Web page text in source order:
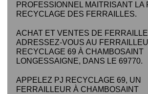
PROFESSIONNEL MAITRISANT LA
RECYCLAGE DES FERRAILLES.
ACHAT ET VENTES DE
ADRESSEZ-VOUS AU
RECYCLAGE 69 À CHAMBOSAINT
LONGESSAIGNE, DANS LE 69770.
APPELEZ PJ RECYCLAGE 69, UN
FERRAILLEUR À CHAMBOSAINT